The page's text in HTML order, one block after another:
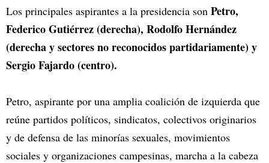
Los principales aspirantes a la presidencia son Petro,
Federico Gutiérrez (derecha), Rodolfo Hernández
(derecha y sectores no reconocidos partidariamente) y
Sergio Fajardo (centro).
Petro, aspirante por una amplia coalición de izquierda que
reúne partidos políticos, sindicatos, colectivos originarios
y de defensa de las minorías sexuales, movimientos
sociales y organizaciones campesinas, marcha a la cabeza